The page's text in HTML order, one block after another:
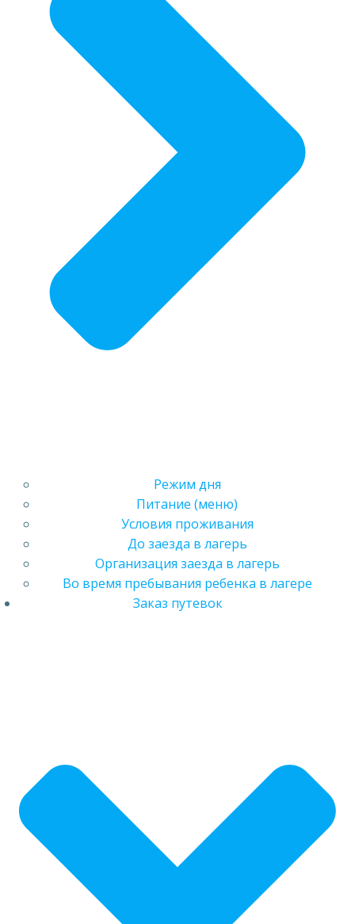
Режим дня
Питание (меню)
Условия проживания
До заезда в лагерь
Организация заезда в лагерь
Во время пребывания ребенка в лагере
Заказ путевок